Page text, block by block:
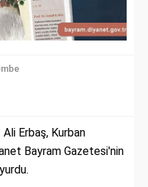
Erbaş, Kurban
Bayram Gazetesi'nin